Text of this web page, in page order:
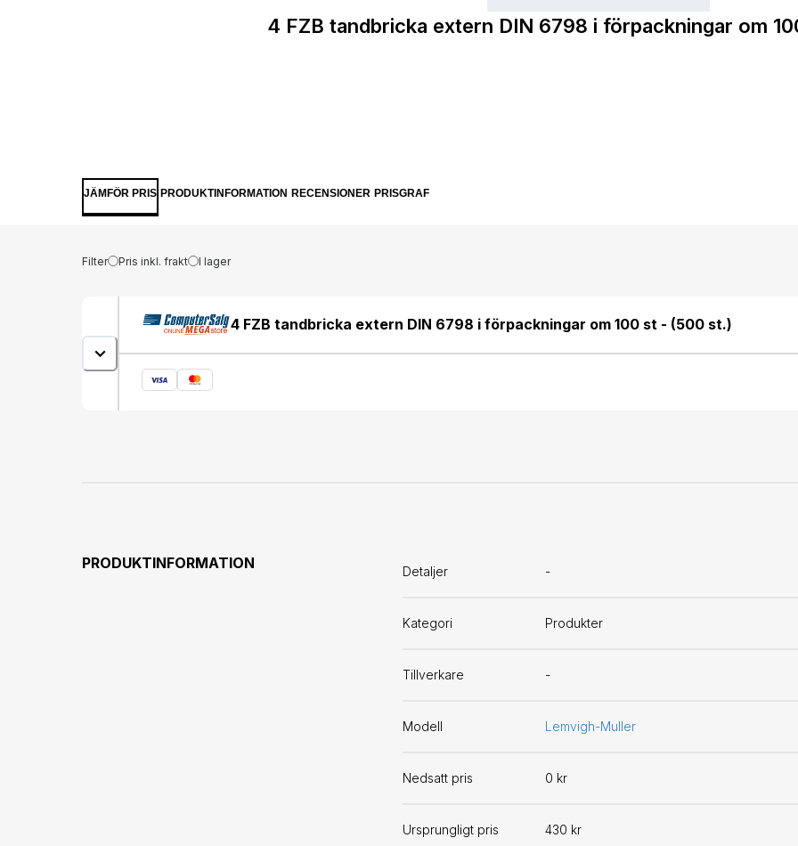
4 FZB tandbricka extern DIN 6798 i förpackningar om
JÄMFÖR PRIS PRODUKTINFORMATION RECENSIONER PRISGRAF
Filter Pris inkl. frakt I lager
4 FZB tandbricka extern DIN 6798 i förpackningar om 100 st - (500 st.)
PRODUKTINFORMATION
Detaljer -
Kategori Produkter
Tillverkare -
Modell Lemvigh-Muller
Nedsatt pris 0 kr
Ursprungligt pris 430 kr